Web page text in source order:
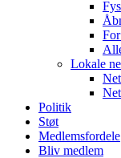
Lokale
Politik
Støt
Medlemsfordele
Bliv medlem